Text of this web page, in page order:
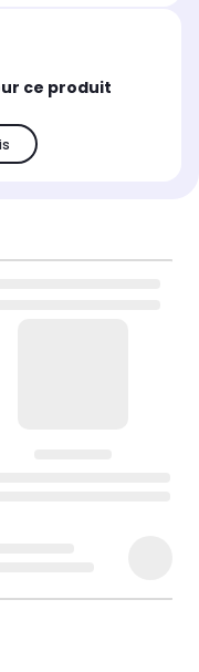
ce produit